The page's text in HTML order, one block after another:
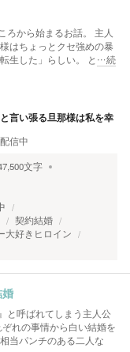
ろから始まるお話。 主人
はちょっとクセ強めの暴
生した」らしい。 と …続
言い張る旦那様は私を幸
信中
文字
契約結婚
大好きヒロイン
婚
と呼ばれてしまう主人公
れの事情から白い結婚を
当パンチのある二人な